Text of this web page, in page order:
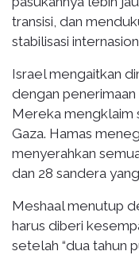
transisi, dan
stabilisasi
Israel mengaitkan
dengan
Mereka mengklaim
Gaza. Hamas
menyerahkan
dan 28 sandera
Meshaal menutup
harus diberi
setelah “dua tahun